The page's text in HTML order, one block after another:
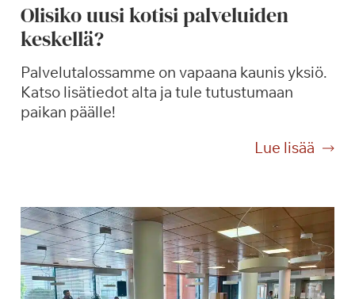
Olisiko uusi kotisi palveluiden
keskellä?
Palvelutalossamme on vapaana kaunis yksiö.
Katso lisätiedot alta ja tule tutustumaan
paikan päälle!
Lue lisää
O
s
i
k
o
u